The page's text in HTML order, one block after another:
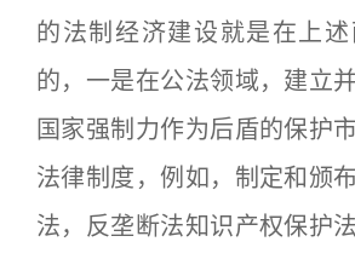
的法制经济建设就是在上
的，一是在公法领域，建立
国家强制力作为后盾的保护
法律制度，例如，制定和颁
法，反垄断法知识产权保护